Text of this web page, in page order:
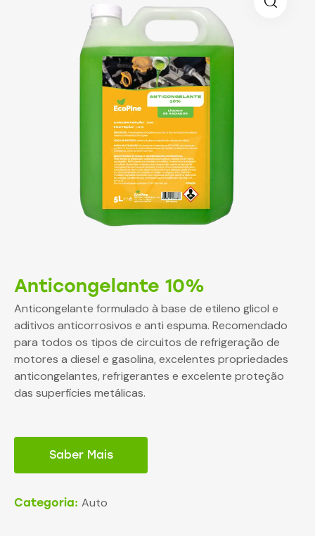
Anticongelante 10%
Anticongelante formulado à base de etileno glicol e
aditivos anticorrosivos e anti espuma. Recomendado
para todos os tipos de circuitos de refrigeração de
motores a diesel e gasolina, excelentes propriedades
anticongelantes, refrigerantes e excelente proteção
das superfícies metálicas.
Saber Mais
Categoria: Auto